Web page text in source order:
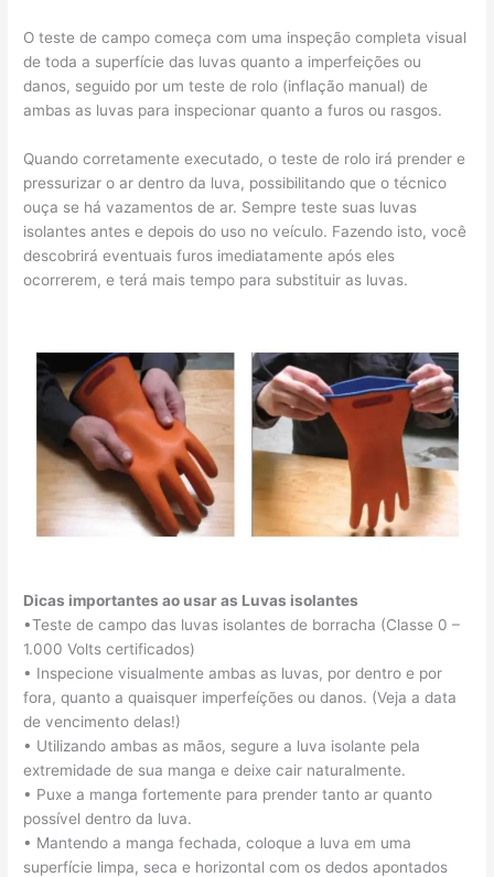
O teste de campo começa com uma inspeção completa visual
de toda a superfície das luvas quanto a imperfeições ou
danos, seguido por um teste de rolo (inflação manual) de
ambas as luvas para inspecionar quanto a furos ou rasgos.
Quando corretamente executado, o teste de rolo irá prender e
pressurizar o ar dentro da luva, possibilitando que o técnico
ouça se há vazamentos de ar. Sempre teste suas luvas
isolantes antes e depois do uso no veículo. Fazendo isto, você
descobrirá eventuais furos imediatamente após eles
ocorrerem, e terá mais tempo para substituir as luvas.
Dicas importantes ao usar as Luvas isolantes
•Teste de campo das luvas isolantes de borracha (Classe 0 –
1.000 Volts certificados)
• Inspecione visualmente ambas as luvas, por dentro e por
fora, quanto a quaisquer imperfeíções ou danos. (Veja a data
de vencimento delas!)
• Utilizando ambas as mãos, segure a luva isolante pela
extremidade de sua manga e deixe cair naturalmente.
• Puxe a manga fortemente para prender tanto ar quanto
possível dentro da luva.
• Mantendo a manga fechada, coloque a luva em uma
superfície limpa, seca e horizontal com os dedos apontados